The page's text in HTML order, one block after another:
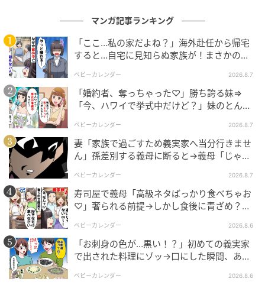
しかし、しばらくしてから、上の弟が
めて見てくれたほうがいいんじゃないか」と言いだ
し、白紙に……。
将来もめないためにも、兄弟でお墓ははっきり分ける
べきだ、という考えに変わったようでした。
そういう考え方があるのはわかるけれど、それなら最
初からそう言ってほしかった……。
当時手術して入院中の母に相談するわけにもいかず、
下の弟がこれについてどう考えているのかもわから
ず、実家のお墓に入る予定がない私があれこれ言うわ
けにもいかず、仏壇＆お墓の行方は宙ぶらりんに。う
ーん、と頭を抱えてしまいました。
－－－－－－－－－－－－－－－－－－－－－－－
マンガ記事ランキング
「ここ…私の家だよね？」海外赴任から帰宅
すると…自宅に見知らぬ家族が！まさかの真
ベビーカレンダー 2026.8.7
「婚約者、奪っちゃった♡」勝ち誇る妹⇒
「今、ハワイで挙式中だけど？」妹のとんで
ベビーカレンダー 2026.8.7
妻「家族で過ごすため義実家へ当分行きませ
ん」孫差別する義母に断ると→義母「じゃ
ベビーカレンダー 2026.8.7
寿司屋で義母「高級ネタばっかり食べちゃお
♡」奢られる前提→しかし食後に青ざめ？通
ベビーカレンダー 2026.8.6
「お刺身の色が…黒い！？」初めての義実家
で出された料理にゾッ→口にした瞬間、あ
ベビーカレンダー 2026.8.6